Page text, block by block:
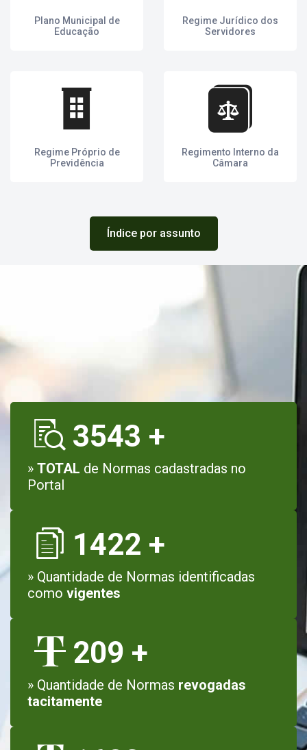
Plano Municipal de
Educação
Regime Jurídico dos
Servidores
Regime Próprio de
Previdência
Regimento Interno da
Câmara
Índice por assunto
3543 +
» TOTAL de Normas cadastradas no
Portal
1422 +
» Quantidade de Normas identificadas
como vigentes
209 +
» Quantidade de Normas revogadas
tacitamente